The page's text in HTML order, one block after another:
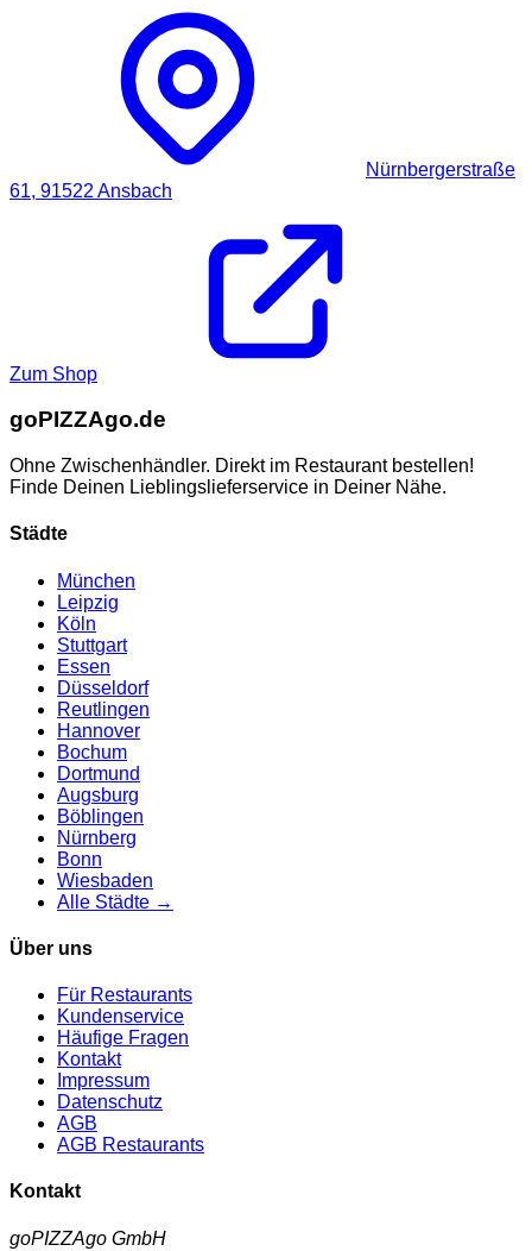
Nürnbergerstraße
61, 91522 Ansbach
Zum Shop
goPIZZAgo.de
Ohne Zwischenhändler. Direkt im Restaurant bestellen!
Finde Deinen Lieblingslieferservice in Deiner Nähe.
Städte
München
Leipzig
Köln
Stuttgart
Essen
Düsseldorf
Reutlingen
Hannover
Bochum
Dortmund
Augsburg
Böblingen
Nürnberg
Bonn
Wiesbaden
Alle Städte →
Über uns
Für Restaurants
Kundenservice
Häufige Fragen
Kontakt
Impressum
Datenschutz
AGB
AGB Restaurants
Kontakt
goPIZZAgo GmbH